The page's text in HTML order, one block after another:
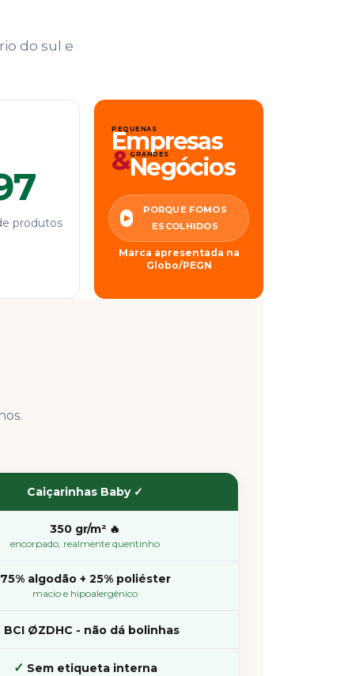
do sul e
produtos
PEQUENAS
Empresas
&GRANDES
Negócios
▶
PORQUE FOMOS
ESCOLHIDOS
Marca apresentada na
Globo/PEGN
Caiçarinhas Baby ✓
350 gr/m² 🔥
encorpado, realmente quentinho
75% algodão + 25% poliéster
macio e hipoalergênico
BCI ØZDHC - não dá bolinhas
✓ Sem etiqueta interna